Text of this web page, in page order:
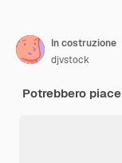
In costruzione
djvstock
Potrebbero